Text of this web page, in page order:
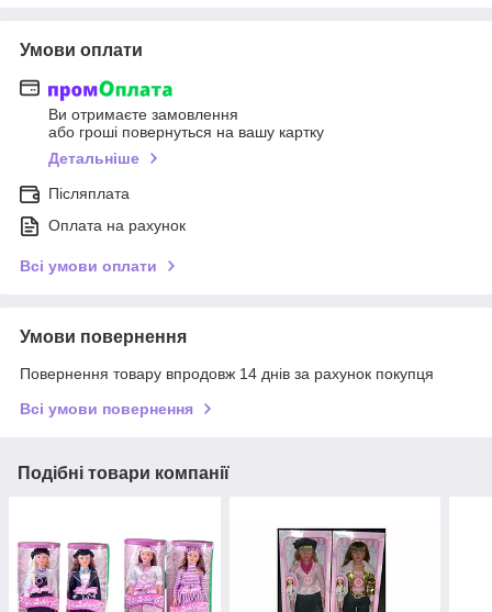
Умови оплати
Ви отримаєте замовлення
або гроші повернуться на вашу картку
Детальніше
Післяплата
Оплата на рахунок
Всі умови оплати
Умови повернення
Повернення товару впродовж 14 днів за рахунок покупця
Всі умови повернення
Подібні товари компанії